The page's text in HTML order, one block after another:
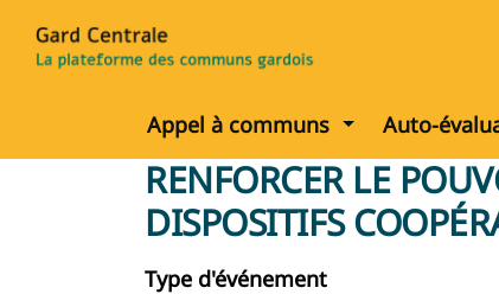
Appel à communs Afficher le
Auto-
RENFORCER LE
DISPOSITIFS
Type d'événement